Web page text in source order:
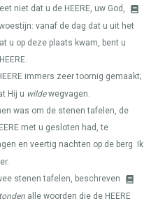
niet dat u de HEERE, uw God,
vanaf de dag dat u uit het
u op deze plaats kwam, bent u
HEERE.
immers zeer toornig gemaakt;
Hij u wildewegvagen.
was om de stenen tafelen, de
met u gesloten had, te
en veertig nachten op de berg. Ik
stenen tafelen, beschreven
alle woorden die de HEERE